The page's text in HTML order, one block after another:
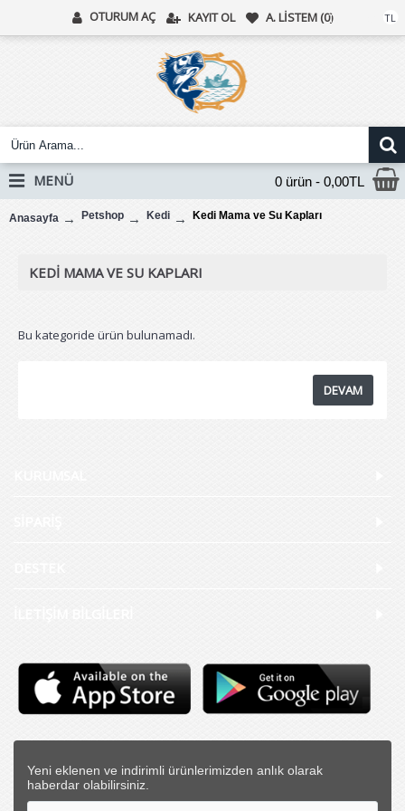
Türk Lirası TL
OTURUM AÇ KAYIT OL A. LISTEM (0)
0 ürün - 0,00TL
MENÜ
Anasayfa Petshop Kedi Kedi Mama ve Su Kapları
KEDI MAMA VE SU KAPLARI
Bu kategoride ürün bulunamadı.
DEVAM
Yeni eklenen ve indirimli ürünlerimizden anlık olarak
haberdar olabilirsiniz.